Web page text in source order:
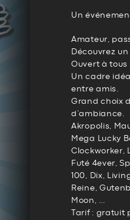
Un
Amateur,
Découvrez
Ouvert à
Un cadre
entre amis.
Grand choix
d’ambiance.
Akropolis,
Mega Lucky
Clockworker,
Futé 4ever,
100, Dix,
Reine,
Moon, …
Tarif : gratuit